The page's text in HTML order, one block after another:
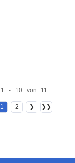
1 - 10 von 11
1 2 ❯ ❯❯